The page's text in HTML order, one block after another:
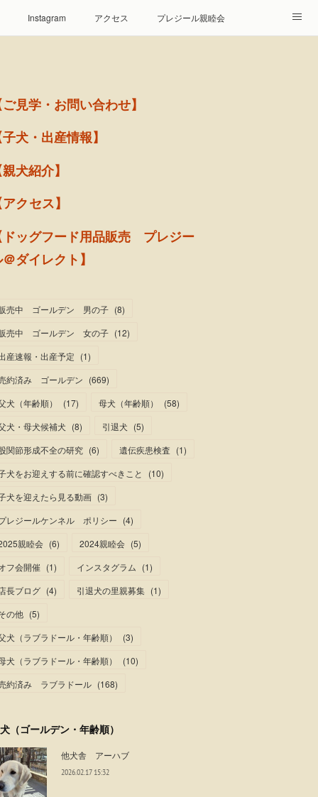
Instagram アクセス プレジール親睦会
見学・お問い合わせ】
犬・出産情報】
犬紹介】
クセス】
ドッグフード用品販売 プレジー
ダイレクト】
売中 ゴールデン 男の子 (8)
売中 ゴールデン 女の子 (12)
産速報・出産予定 (1)
約済み ゴールデン (669)
犬（年齢順）
(17) 母犬（年齢順） (58)
犬・母犬候補犬 (8) 引退犬 (5)
関節形成不全の研究 (6) 遺伝疾患検査 (1)
犬をお迎えする前に確認すべきこと
(10)
犬を迎えたら見る動画 (3)
レジールケンネル ポリシー (4)
親睦会 (6) 2024親睦会 (5)
フ会開催 (1) インスタグラム (1)
長ブログ (4) 引退犬の里親募集 (1)
の他 (5)
犬（ラブラドール・年齢順）
(3)
犬（ラブラドール・年齢順）
(10)
約済み ラブラドール (168)
（ゴールデン・年齢順）
他犬舎 アーハブ
2026.02.17 15:32